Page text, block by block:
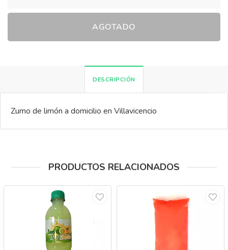
AGOTADO
DESCRIPCIÓN
Zumo de limón a domicilio en Villavicencio
PRODUCTOS RELACIONADOS